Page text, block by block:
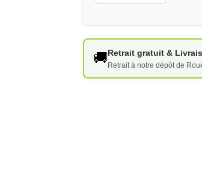
🚚Retrait gratuit &
Retrait à notre dépôt de